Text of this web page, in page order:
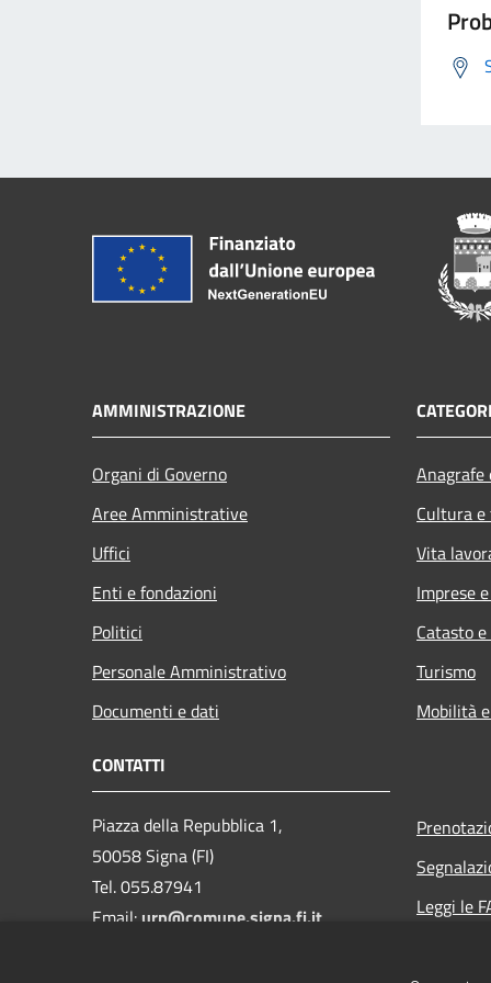
AMMINISTRAZIONE
Organi di Governo
Aree Amministrative
Uffici
Enti e fondazioni
Politici
Personale Amministrativo
Documenti e dati
Cultura
Vita
Imprese
Catasto
Turismo
Mobilità
CONTATTI
Piazza della Repubblica 1,
50058 Signa (FI)
Tel. 055.87941
Email:urp@comune.signa.fi.it
Leggi le